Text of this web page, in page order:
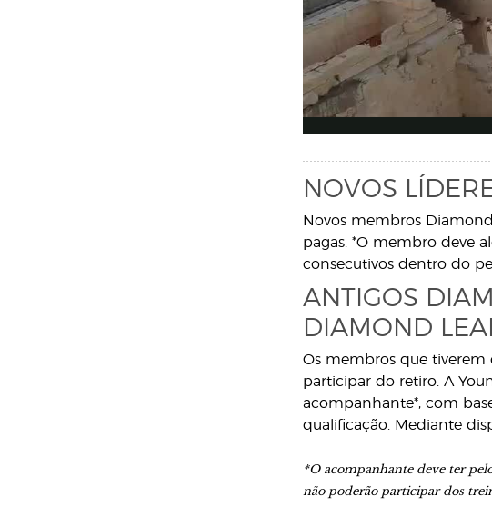
NOVOS
Novos membros
pagas. *O membro deve
consecutivos dentro do
ANTIGOS
DIAMOND
Os membros que
participar do retiro. A
acompanhante*, com
qualificação. Mediante
*O acompanhante deve ter
não poderão participar dos